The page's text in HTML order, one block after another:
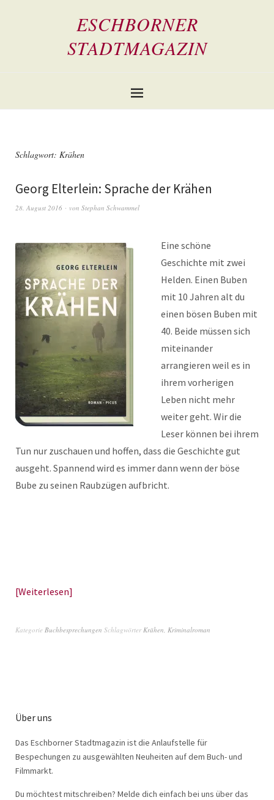
ESCHBORNER
STADTMAGAZIN
Schlagwort: Krähen
Georg Elterlein: Sprache der Krähen
28. August 2016 von Stephan Schwammel
Eine schöne
Geschichte mit zwei
Helden. Einen Buben
mit 10 Jahren alt du
einen bösen Buben mit
40. Beide müssen sich
miteinander
arrangieren weil es in
ihrem vorherigen
Leben nicht mehr
weiter geht. Wir die
Leser können bei ihrem
Tun nur zuschauen und hoffen, dass die Geschichte gut
ausgeht. Spannend wird es immer dann wenn der böse
Bube zu seinen Raubzügen aufbricht.
Weiterlesen
Kategorie Buchbesprechungen SchlagwörterKrähen, Kriminalroman
Über uns
Das Eschborner Stadtmagazin ist die Anlaufstelle für
Bespechungen zu ausgewählten Neuheiten auf dem Buch- und
Filmmarkt.
Du möchtest mitschreiben? Melde dich einfach bei uns über das